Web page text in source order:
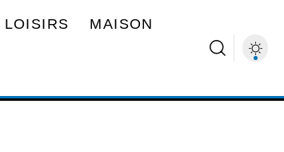
LOISIRS MAISON